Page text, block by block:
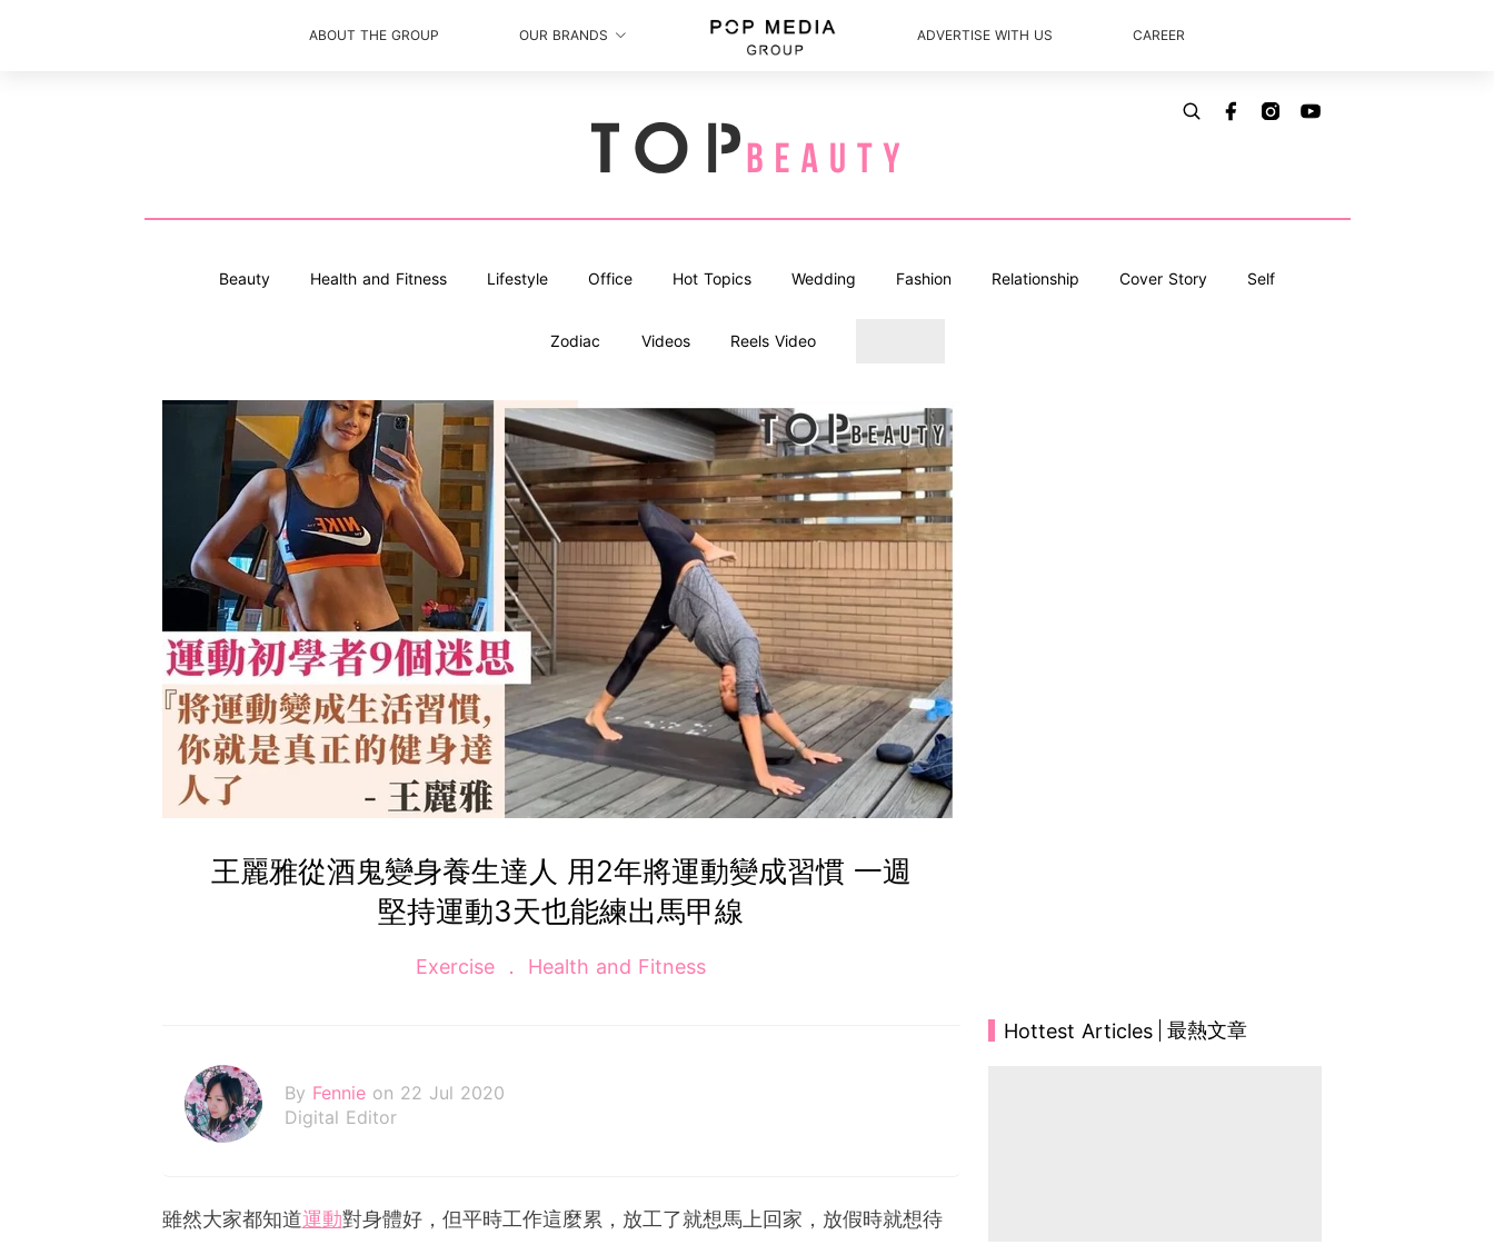
ABOUT THE GROUP OUR BRANDS ADVERTISE WITH US CAREER
Beauty Health and Fitness Lifestyle Office Hot Topics Wedding Fashion Relationship Cover Story Self
Zodiac Videos Reels Video
王麗雅從酒鬼變身養生達人 用2年將運動變成習慣 一週
堅持運動3天也能練出馬甲線
Exercise Health and Fitness
By Fennie on 22 Jul 2020
Digital Editor
雖然大家都知道運動對身體好，但平時工作這麼累，放工了就想馬上回家，放假時就想待
Hottest Articles 最熱文章